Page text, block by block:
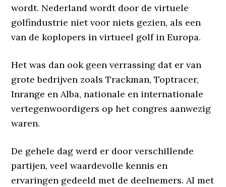
wordt. Nederland wordt door de virtuele
golfindustrie niet voor niets gezien, als een
van de koplopers in virtueel golf in Europa.
Het was dan ook geen verrassing dat er van
grote bedrijven zoals Trackman, Toptracer,
Inrange en Alba, nationale en internationale
vertegenwoordigers op het congres aanwezig
waren.
De gehele dag werd er door verschillende
partijen, veel waardevolle kennis en
ervaringen gedeeld met de deelnemers. Al met